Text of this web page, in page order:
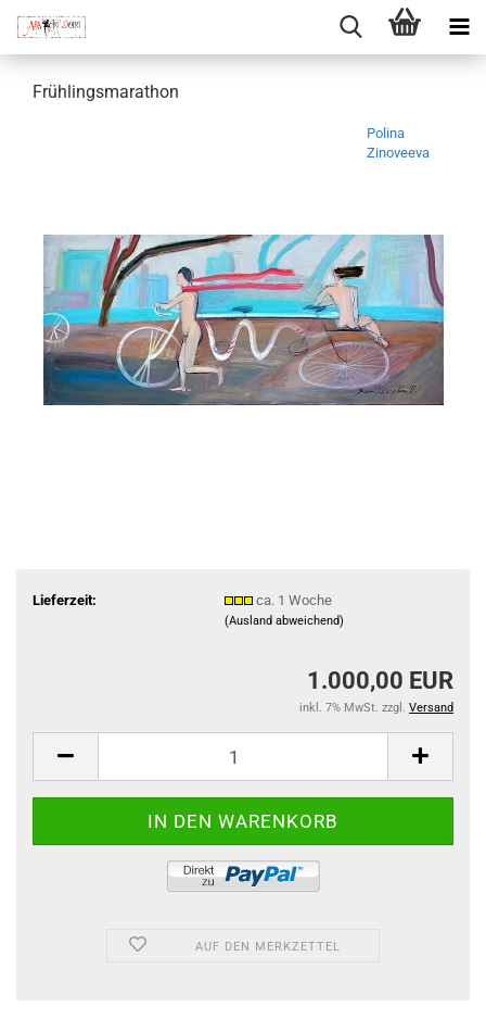
Frühlingsmarathon
Polina
Zinoveeva
Lieferzeit: ca. 1 Woche
(Ausland abweichend)
1.000,00 EUR
inkl. 7% MwSt. zzgl. Versand
AUF DEN MERKZETTEL